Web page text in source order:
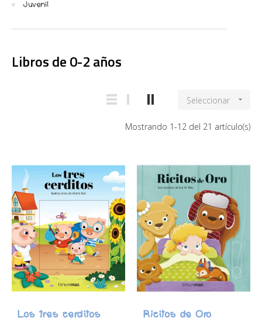
Juvenil
Libros de 0-2 años
Seleccionar 
Mostrando 1-12 del 21 artículo(s)
Los tres cerditos Ricitos de Oro